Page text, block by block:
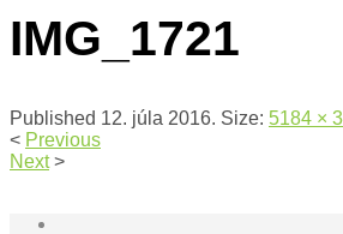
IMG_1721
Published 12. júla 2016. Size: 5184 ×
< Previous
Next >